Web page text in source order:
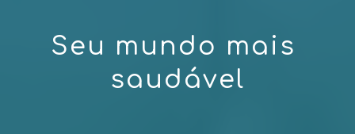
Seu m u n d o ma i s
sa u d ável